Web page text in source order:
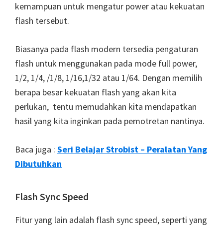
kemampuan untuk mengatur power atau kekuatan
flash tersebut.
Biasanya pada flash modern tersedia pengaturan
flash untuk menggunakan pada mode full power,
1/2, 1/4, /1/8, 1/16,1/32 atau 1/64. Dengan memilih
berapa besar kekuatan flash yang akan kita
perlukan, tentu memudahkan kita mendapatkan
hasil yang kita inginkan pada pemotretan nantinya.
Baca juga : Seri Belajar Strobist – Peralatan Yang
Dibutuhkan
Flash Sync Speed
Fitur yang lain adalah flash sync speed, seperti yang